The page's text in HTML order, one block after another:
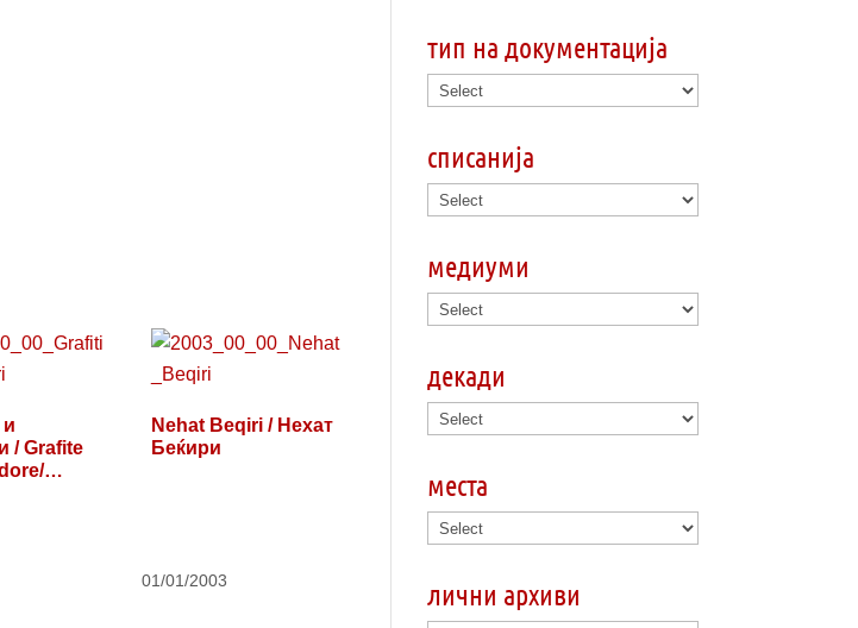
и
/ Grafite
Nehat Beqiri / Нехат
Беќири
01/01/2003
тип на документација
списанија
медиуми
декади
места
лични архиви